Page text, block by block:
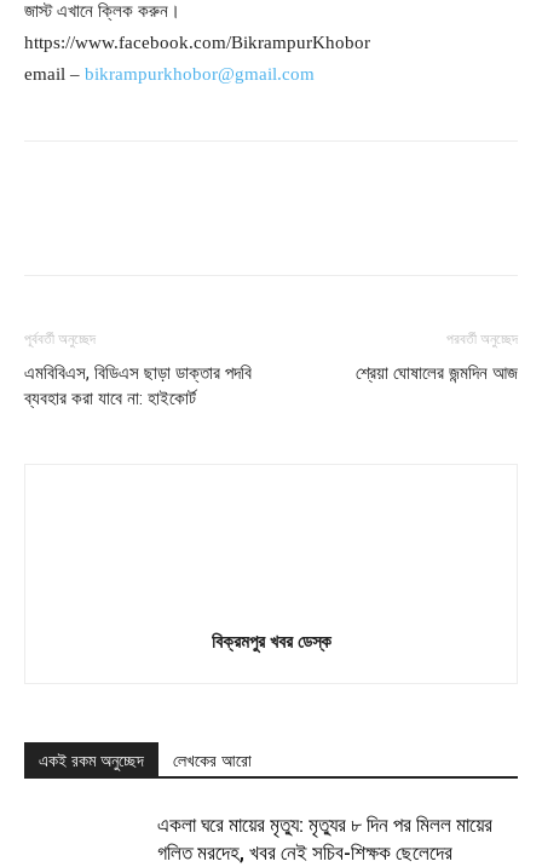
জাস্ট এখানে ক্লিক করুন।
https://www.facebook.com/BikrampurKhobor
email – bikrampurkhobor@gmail.com
পূর্ববর্তী অনুচ্ছেদ
এমবিবিএস, বিডিএস ছাড়া ডাক্তার পদবি
ব্যবহার করা যাবে না: হাইকোর্ট
পরবর্তী অনুচ্ছেদ
শ্রেয়া ঘোষালের জন্মদিন আজ
বিক্রমপুর খবর ডেস্ক
একই রকম অনুচ্ছেদ লেখকের আরো
একলা ঘরে মায়ের মৃত্যু: মৃত্যুর ৮ দিন পর মিলল মায়ের
গলিত মরদেহ, খবর নেই সচিব-শিক্ষক ছেলেদের